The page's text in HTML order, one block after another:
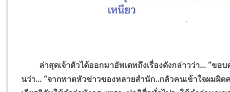
ล่าสุดเจ้าตัวได้ออกมาอัพเดทถึงเรื่องดังกล่าวว่า... “ขอ
นว่า... “จากพาดหัวข่าวของหลายสำนัก..กลัวคนเข้าใจผม